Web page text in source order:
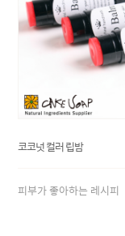
코코넛 컬러 립밤
피부가 좋아하는 레시피